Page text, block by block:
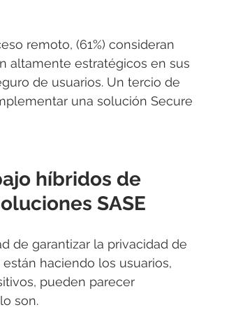
remoto, (61%) consideran
altamente estratégicos en sus
de usuarios. Un tercio de
una solución Secure
híbridos de
SASE
de garantizar la privacidad de
haciendo los usuarios,
pueden parecer
son.